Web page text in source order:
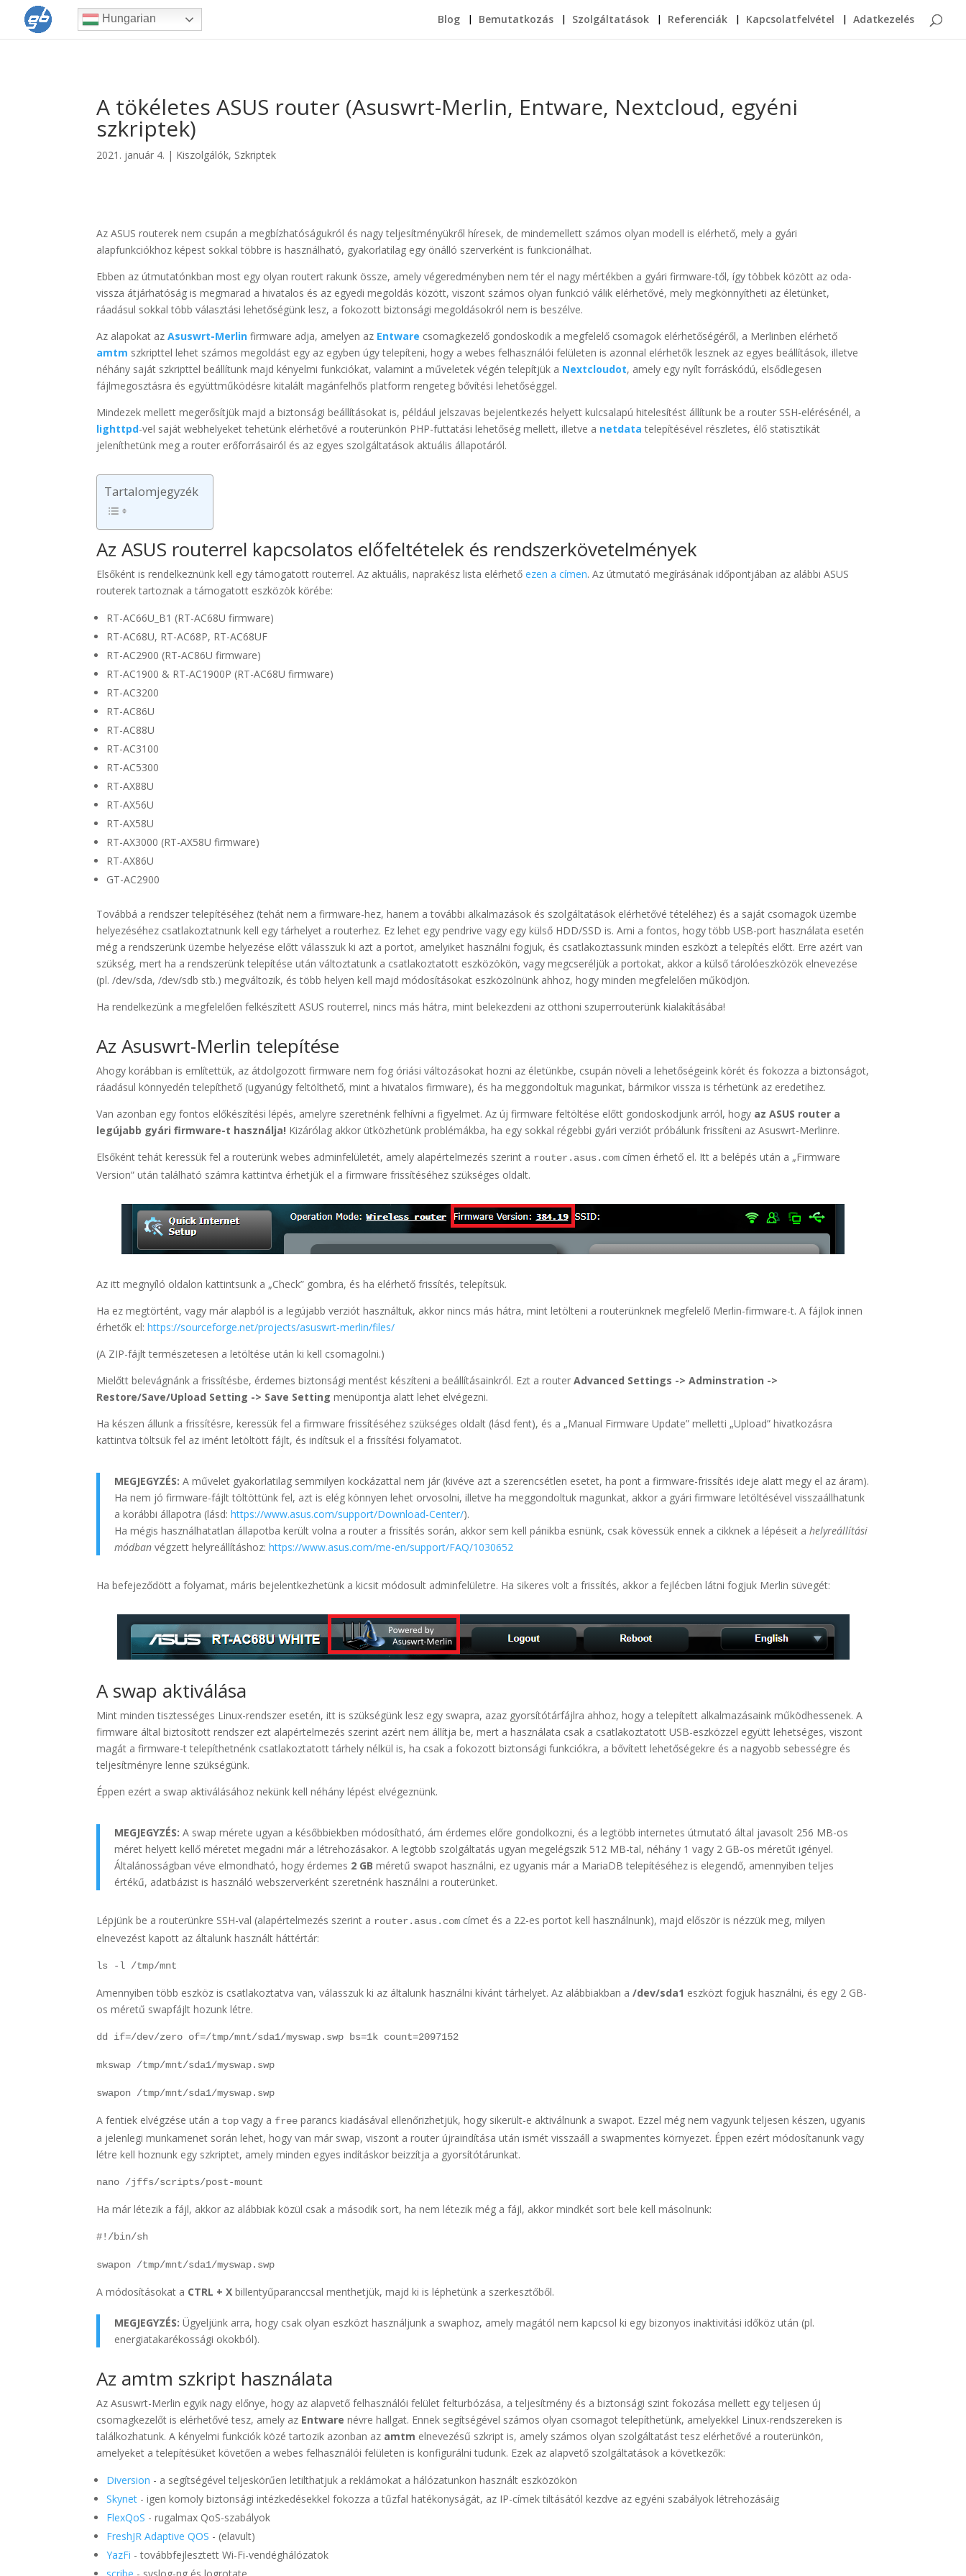
Blog Bemutatkozás Szolgáltatások Referenciák Kapcsolatfelvétel Adatkezelés
A tökéletes ASUS router (Asuswrt-Merlin, Entware, Nextcloud, egyéni
szkriptek)
2021. január 4. | Kiszolgálók, Szkriptek
Az ASUS routerek nem csupán a megbízhatóságukról és nagy teljesítményükről híresek, de mindemellett számos olyan modell is elérhető, mely a gyári
alapfunkciókhoz képest sokkal többre is használható, gyakorlatilag egy önálló szerverként is funkcionálhat.
Ebben az útmutatónkban most egy olyan routert rakunk össze, amely végeredményben nem tér el nagy mértékben a gyári firmware-től, így többek között az oda-
vissza átjárhatóság is megmarad a hivatalos és az egyedi megoldás között, viszont számos olyan funkció válik elérhetővé, mely megkönnyítheti az életünket,
ráadásul sokkal több választási lehetőségünk lesz, a fokozott biztonsági megoldásokról nem is beszélve.
Az alapokat azAsuswrt-Merlin firmware adja, amelyen az Entware csomagkezelő gondoskodik a megfelelő csomagok elérhetőségéről, a Merlinben elérhető
amtm szkripttel lehet számos megoldást egy az egyben úgy telepíteni, hogy a webes felhasználói felületen is azonnal elérhetők lesznek az egyes beállítások, illetve
néhány saját szkripttel beállítunk majd kényelmi funkciókat, valamint a műveletek végén telepítjük a Nextcloudot, amely egy nyílt forráskódú, elsődlegesen
fájlmegosztásra és együttműködésre kitalált magánfelhős platform rengeteg bővítési lehetőséggel.
Mindezek mellett megerősítjük majd a biztonsági beállításokat is, például jelszavas bejelentkezés helyett kulcsalapú hitelesítést állítunk be a router SSH-elérésénél, a
lighttpd-vel saját webhelyeket tehetünk elérhetővé a routerünkön PHP-futtatási lehetőség mellett, illetve a netdata telepítésével részletes, élő statisztikát
jeleníthetünk meg a router erőforrásairól és az egyes szolgáltatások aktuális állapotáról.
Tartalomjegyzék
Az ASUS routerrel kapcsolatos előfeltételek és rendszerkövetelmények
Elsőként is rendelkeznünk kell egy támogatott routerrel. Az aktuális, naprakész lista elérhetőezen a címen. Az útmutató megírásának időpontjában az alábbi ASUS
routerek tartoznak a támogatott eszközök körébe:
RT-AC66U_B1 (RT-AC68U firmware)
RT-AC68U, RT-AC68P, RT-AC68UF
RT-AC2900 (RT-AC86U firmware)
RT-AC1900 & RT-AC1900P (RT-AC68U firmware)
RT-AC3200
RT-AC86U
RT-AC88U
RT-AC3100
RT-AC5300
RT-AX88U
RT-AX56U
RT-AX58U
RT-AX3000 (RT-AX58U firmware)
RT-AX86U
GT-AC2900
Továbbá a rendszer telepítéséhez (tehát nem a firmware-hez, hanem a további alkalmazások és szolgáltatások elérhetővé tételéhez) és a saját csomagok üzembe
helyezéséhez csatlakoztatnunk kell egy tárhelyet a routerhez. Ez lehet egy pendrive vagy egy külső HDD/SSD is. Ami a fontos, hogy több USB-port használata esetén
még a rendszerünk üzembe helyezése előtt válasszuk ki azt a portot, amelyiket használni fogjuk, és csatlakoztassunk minden eszközt a telepítés előtt. Erre azért van
szükség, mert ha a rendszerünk telepítése után változtatunk a csatlakoztatott eszközökön, vagy megcseréljük a portokat, akkor a külső tárolóeszközök elnevezése
(pl. /dev/sda, /dev/sdb stb.) megváltozik, és több helyen kell majd módosításokat eszközölnünk ahhoz, hogy minden megfelelően működjön.
Ha rendelkezünk a megfelelően felkészített ASUS routerrel, nincs más hátra, mint belekezdeni az otthoni szuperrouterünk kialakításába!
Az Asuswrt-Merlin telepítése
Ahogy korábban is említettük, az átdolgozott firmware nem fog óriási változásokat hozni az életünkbe, csupán növeli a lehetőségeink körét és fokozza a biztonságot,
ráadásul könnyedén telepíthető (ugyanúgy feltölthető, mint a hivatalos firmware), és ha meggondoltuk magunkat, bármikor vissza is térhetünk az eredetihez.
Van azonban egy fontos előkészítési lépés, amelyre szeretnénk felhívni a figyelmet. Az új firmware feltöltése előtt gondoskodjunk arról, hogy az ASUS router a
legújabb gyári firmware-t használja! Kizárólag akkor ütközhetünk problémákba, ha egy sokkal régebbi gyári verziót próbálunk frissíteni az Asuswrt-Merlinre.
Elsőként tehát keressük fel a routerünk webes adminfelületét, amely alapértelmezés szerint a router.asus.com címen érhető el. Itt a belépés után a „Firmware
Version” után található számra kattintva érhetjük el a firmware frissítéséhez szükséges oldalt.
Az itt megnyíló oldalon kattintsunk a „Check” gombra, és ha elérhető frissítés, telepítsük.
Ha ez megtörtént, vagy már alapból is a legújabb verziót használtuk, akkor nincs más hátra, mint letölteni a routerünknek megfelelő Merlin-firmware-t. A fájlok innen
érhetők el:https://sourceforge.net/projects/asuswrt-merlin/files/
(A ZIP-fájlt természetesen a letöltése után ki kell csomagolni.)
Mielőtt belevágnánk a frissítésbe, érdemes biztonsági mentést készíteni a beállításainkról. Ezt a routerAdvanced Settings -> Adminstration ->
Restore/Save/Upload Setting -> Save Setting menüpontja alatt lehet elvégezni.
Ha készen állunk a frissítésre, keressük fel a firmware frissítéséhez szükséges oldalt (lásd fent), és a „Manual Firmware Update” melletti „Upload” hivatkozásra
kattintva töltsük fel az imént letöltött fájlt, és indítsuk el a frissítési folyamatot.
MEGJEGYZÉS:A művelet gyakorlatilag semmilyen kockázattal nem jár (kivéve azt a szerencsétlen esetet, ha pont a firmware-frissítés ideje alatt megy el az áram).
Ha nem jó firmware-fájlt töltöttünk fel, azt is elég könnyen lehet orvosolni, illetve ha meggondoltuk magunkat, akkor a gyári firmware letöltésével visszaállhatunk
a korábbi állapotra (lásd:https://www.asus.com/support/Download-Center/).
Ha mégis használhatatlan állapotba került volna a router a frissítés során, akkor sem kell pánikba esnünk, csak kövessük ennek a cikknek a lépéseit ahelyreállítási
módban végzett helyreállításhoz:https://www.asus.com/me-en/support/FAQ/1030652
Ha befejeződött a folyamat, máris bejelentkezhetünk a kicsit módosult adminfelületre. Ha sikeres volt a frissítés, akkor a fejlécben látni fogjuk Merlin süvegét:
A swap aktiválása
Mint minden tisztességes Linux-rendszer esetén, itt is szükségünk lesz egy swapra, azaz gyorsítótárfájlra ahhoz, hogy a telepített alkalmazásaink működhessenek. A
firmware által biztosított rendszer ezt alapértelmezés szerint azért nem állítja be, mert a használata csak a csatlakoztatott USB-eszközzel együtt lehetséges, viszont
magát a firmware-t telepíthetnénk csatlakoztatott tárhely nélkül is, ha csak a fokozott biztonsági funkciókra, a bővített lehetőségekre és a nagyobb sebességre és
teljesítményre lenne szükségünk.
Éppen ezért a swap aktiválásához nekünk kell néhány lépést elvégeznünk.
MEGJEGYZÉS: A swap mérete ugyan a későbbiekben módosítható, ám érdemes előre gondolkozni, és a legtöbb internetes útmutató által javasolt 256 MB-os
méret helyett kellő méretet megadni már a létrehozásakor. A legtöbb szolgáltatás ugyan megelégszik 512 MB-tal, néhány 1 vagy 2 GB-os méretűt igényel.
Általánosságban véve elmondható, hogy érdemes 2 GB méretű swapot használni, ez ugyanis már a MariaDB telepítéséhez is elegendő, amennyiben teljes
értékű, adatbázist is használó webszerverként szeretnénk használni a routerünket.
Lépjünk be a routerünkre SSH-val (alapértelmezés szerint a router.asus.com címet és a 22-es portot kell használnunk), majd először is nézzük meg, milyen
elnevezést kapott az általunk használt háttértár:
ls -l /tmp/mnt
Amennyiben több eszköz is csatlakoztatva van, válasszuk ki az általunk használni kívánt tárhelyet. Az alábbiakban a/dev/sda1 eszközt fogjuk használni, és egy 2 GB-
os méretű swapfájlt hozunk létre.
dd if=/dev/zero of=/tmp/mnt/sda1/myswap.swp bs=1k count=2097152
mkswap /tmp/mnt/sda1/myswap.swp
swapon /tmp/mnt/sda1/myswap.swp
A fentiek elvégzése után a top vagy a free parancs kiadásával ellenőrizhetjük, hogy sikerült-e aktiválnunk a swapot. Ezzel még nem vagyunk teljesen készen, ugyanis
a jelenlegi munkamenet során lehet, hogy van már swap, viszont a router újraindítása után ismét visszaáll a swapmentes környezet. Éppen ezért módosítanunk vagy
létre kell hoznunk egy szkriptet, amely minden egyes indításkor beizzítja a gyorsítótárunkat.
nano /jffs/scripts/post-mount
Ha már létezik a fájl, akkor az alábbiak közül csak a második sort, ha nem létezik még a fájl, akkor mindkét sort bele kell másolnunk:
#!/bin/sh
swapon /tmp/mnt/sda1/myswap.swp
A módosításokat a CTRL + X billentyűparanccsal menthetjük, majd ki is léphetünk a szerkesztőből.
MEGJEGYZÉS:Ügyeljünk arra, hogy csak olyan eszközt használjunk a swaphoz, amely magától nem kapcsol ki egy bizonyos inaktivitási időköz után (pl.
energiatakarékossági okokból).
Az amtm szkript használata
Az Asuswrt-Merlin egyik nagy előnye, hogy az alapvető felhasználói felület felturbózása, a teljesítmény és a biztonsági szint fokozása mellett egy teljesen új
csomagkezelőt is elérhetővé tesz, amely az Entware névre hallgat. Ennek segítségével számos olyan csomagot telepíthetünk, amelyekkel Linux-rendszereken is
találkozhatunk. A kényelmi funkciók közé tartozik azonban az amtm elnevezésű szkript is, amely számos olyan szolgáltatást tesz elérhetővé a routerünkön,
amelyeket a telepítésüket követően a webes felhasználói felületen is konfigurálni tudunk. Ezek az alapvető szolgáltatások a következők:
Diversion - a segítségével teljeskörűen letilthatjuk a reklámokat a hálózatunkon használt eszközökön
Skynet - igen komoly biztonsági intézkedésekkel fokozza a tűzfal hatékonyságát, az IP-címek tiltásától kezdve az egyéni szabályok létrehozásáig
FlexQoS - rugalmax QoS-szabályok
FreshJR Adaptive QOS - (elavult)
YazFi - továbbfejlesztett Wi-Fi-vendéghálózatok
Hungarian